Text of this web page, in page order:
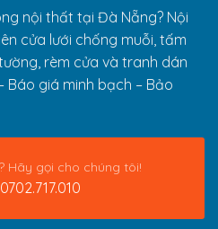
nội thất tại Đà Nẵng? Nội
cửa lưới chống muỗi, tấm
rèm cửa và tranh dán
Báo giá minh bạch – Bảo
Hãy gọi cho chúng tôi!